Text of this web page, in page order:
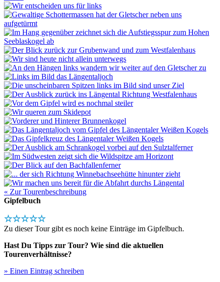
« Zur Tourenbeschreibung
Gipfelbuch
☆☆☆☆☆
Zu dieser Tour gibt es noch keine Einträge im Gipfelbuch.
Hast Du Tipps zur Tour? Wie sind die aktuellen
Tourenverhältnisse?
» Einen Eintrag schreiben